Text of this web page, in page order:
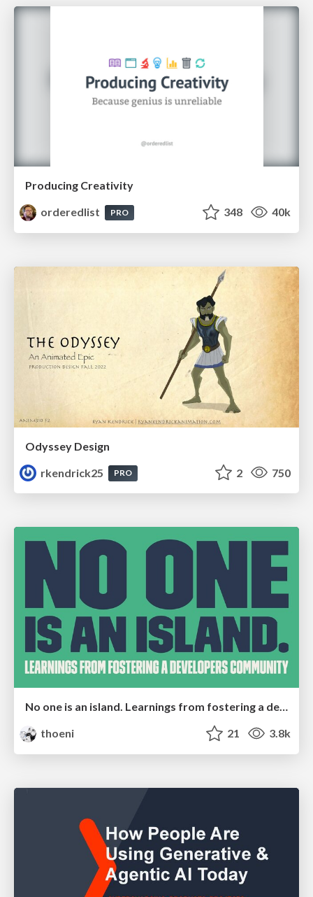
Producing Creativity
orderedlist
PRO 348 40k
Odyssey Design
rkendrick25
PRO 2 750
No one is an island. Learnings from fostering a developers community.
thoeni
21 3.8k